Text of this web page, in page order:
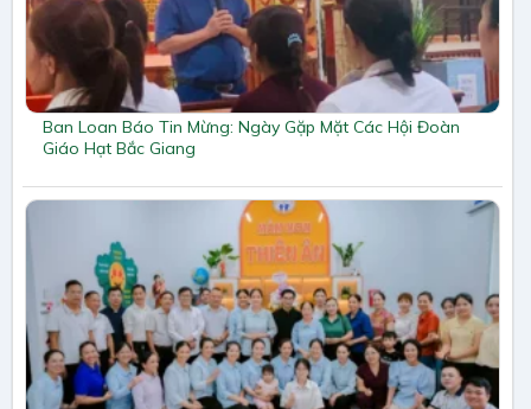
Ban Loan Báo Tin Mừng: Ngày Gặp Mặt Các Hội Đoàn
Giáo Hạt Bắc Giang